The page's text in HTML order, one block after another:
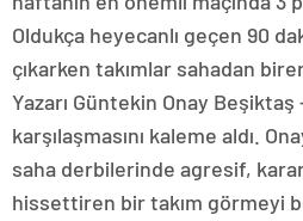
Oldukça heyecanlı geçen 90
çıkarken takımlar sahadan
Yazarı Güntekin Onay
karşılaşmasını kaleme aldı.
saha derbilerinde agresif,
hissettiren bir takım görmeyi